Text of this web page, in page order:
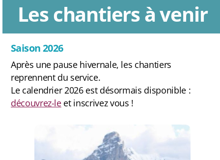
Les chantiers à venir
Saison 2026
Après une pause hivernale, les chantiers
reprennent du service.
Le calendrier 2026 est désormais disponible :
découvrez-leet inscrivez vous !